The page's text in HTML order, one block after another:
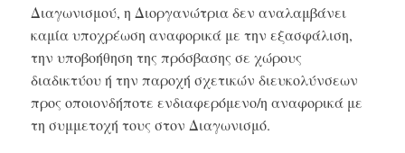
Διαγωνισμού, η Διοργανώτρια δεν αναλαμβάνει
καμία υποχρέωση αναφορικά με την εξασφάλιση,
την υποβοήθηση της πρόσβασης σε χώρους
διαδικτύου ή την παροχή σχετικών διευκολύνσεων
προς οποιονδήποτε ενδιαφερόμενο/η αναφορικά με
τη συμμετοχή τους στον Διαγωνισμό.